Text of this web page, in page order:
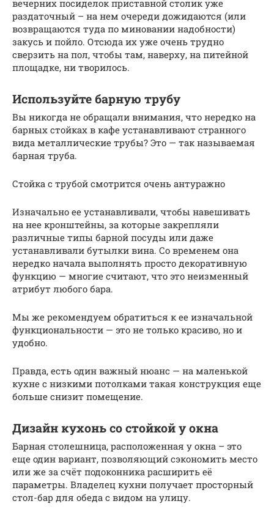
вечерних посиделок приставной столик уже
раздаточный – на нем очереди дожидаются (или
возвращаются туда по миновании надобности)
закусь и пойло. Отсюда их уже очень трудно
сверзить на пол, чтобы там, наверху, на питейной
площадке, ни творилось.
Используйте барную трубу
Вы никогда не обращали внимания, что нередко на
барных стойках в кафе устанавливают странного
вида металлические трубы? Это — так называемая
барная труба.
Стойка с трубой смотрится очень антуражно
Изначально ее устанавливали, чтобы навешивать
на нее кронштейны, за которые закрепляли
различные типы барной посуды или даже
устанавливали бутылки вина. Со временем она
нередко начала выполнять просто декоративную
функцию — многие считают, что это неизменный
атрибут любого бара.
Мы же рекомендуем обратиться к ее изначальной
функциональности — это не только красиво, но и
удобно.
Правда, есть один важный нюанс — на маленькой
кухне с низкими потолками такая конструкция еще
больше снизит помещение.
Дизайн кухонь со стойкой у окна
Барная столешница, расположенная у окна – это
еще один вариант, позволяющий сэкономить место
или же за счёт подоконника расширить её
параметры. Владелец кухни получает просторный
стол-бар для обеда с видом на улицу.